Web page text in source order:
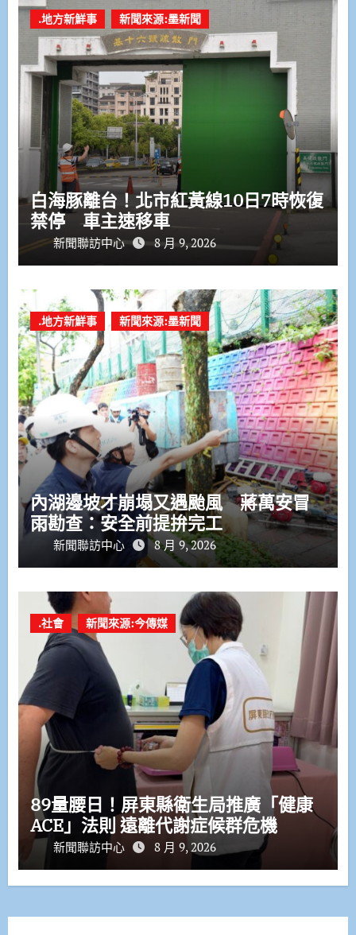
.地方新鮮事 新聞來源:墨新聞
白海豚離台！北市紅黃線10日7時恢復
禁停 車主速移車
新聞聯訪中心 8 月 9, 2026
.地方新鮮事 新聞來源:墨新聞
內湖邊坡才崩塌又遇颱風 蔣萬安冒
雨勘查：安全前提拚完工
新聞聯訪中心 8 月 9, 2026
.社會 新聞來源:今傳媒
89量腰日！屏東縣衛生局推廣「健康
ACE」法則 遠離代謝症候群危機
新聞聯訪中心 8 月 9, 2026